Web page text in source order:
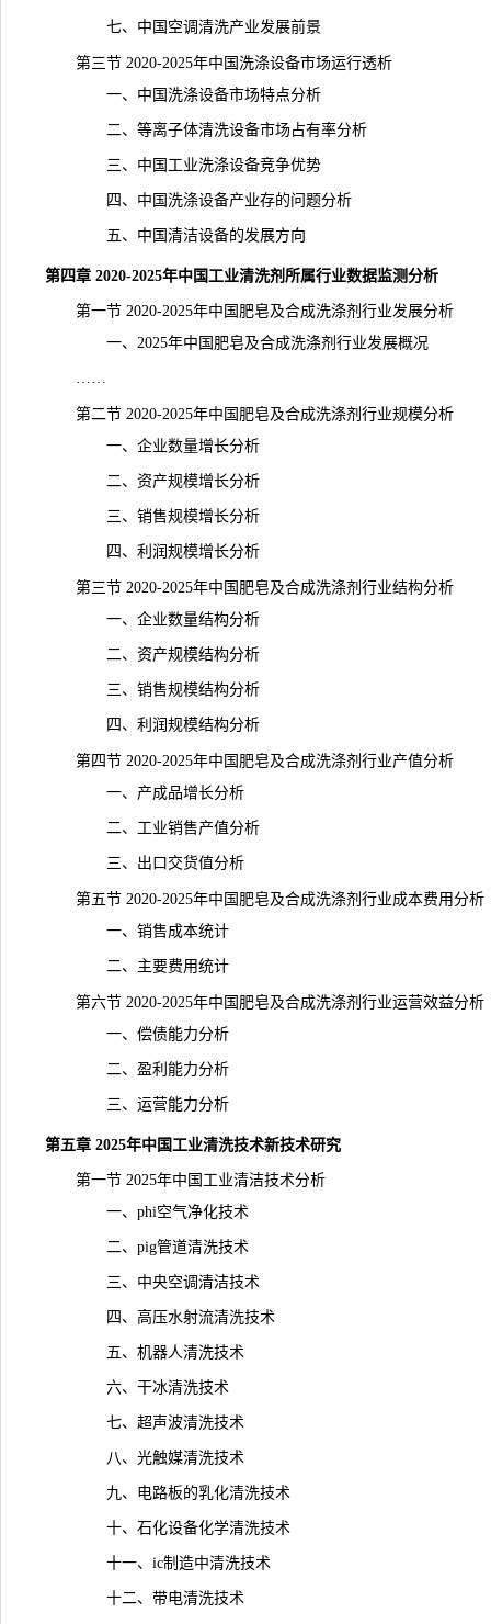
七、中国空调清洗产业发展前景
第三节 2020-2025年中国洗涤设备市场运行透析
一、中国洗涤设备市场特点分析
二、等离子体清洗设备市场占有率分析
三、中国工业洗涤设备竞争优势
四、中国洗涤设备产业存的问题分析
五、中国清洁设备的发展方向
第四章 2020-2025年中国工业清洗剂所属行业数据监测分析
第一节 2020-2025年中国肥皂及合成洗涤剂行业发展分析
一、2025年中国肥皂及合成洗涤剂行业发展概况
……
第二节 2020-2025年中国肥皂及合成洗涤剂行业规模分析
一、企业数量增长分析
二、资产规模增长分析
三、销售规模增长分析
四、利润规模增长分析
第三节 2020-2025年中国肥皂及合成洗涤剂行业结构分析
一、企业数量结构分析
二、资产规模结构分析
三、销售规模结构分析
四、利润规模结构分析
第四节 2020-2025年中国肥皂及合成洗涤剂行业产值分析
一、产成品增长分析
二、工业销售产值分析
三、出口交货值分析
第五节 2020-2025年中国肥皂及合成洗涤剂行业成本费用分析
一、销售成本统计
二、主要费用统计
第六节 2020-2025年中国肥皂及合成洗涤剂行业运营效益分析
一、偿债能力分析
二、盈利能力分析
三、运营能力分析
第五章 2025年中国工业清洗技术新技术研究
第一节 2025年中国工业清洁技术分析
一、phi空气净化技术
二、pig管道清洗技术
三、中央空调清洁技术
四、高压水射流清洗技术
五、机器人清洗技术
六、干冰清洗技术
七、超声波清洗技术
八、光触媒清洗技术
九、电路板的乳化清洗技术
十、石化设备化学清洗技术
十一、ic制造中清洗技术
十二、带电清洗技术